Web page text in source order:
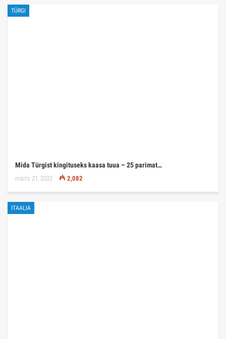
TÜRGI
Mida Türgist kingituseks kaasa tuua – 25 parimat…
märts 21, 2022 2,082
ITAALIA